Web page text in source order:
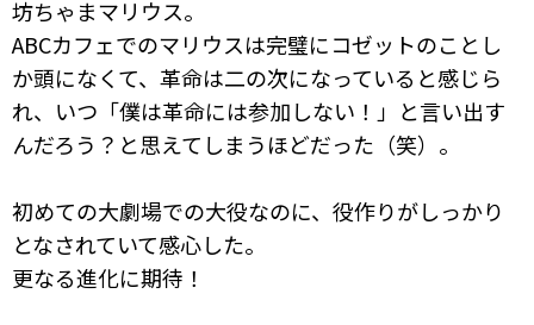
坊ちゃまマリウス。
ABCカフェでのマリウスは完璧にコゼットのことし
か頭になくて、革命は二の次になっていると感じら
れ、いつ「僕は革命には参加しない！」と言い出す
んだろう？と思えてしまうほどだった（笑）。
初めての大劇場での大役なのに、役作りがしっかり
となされていて感心した。
更なる進化に期待！